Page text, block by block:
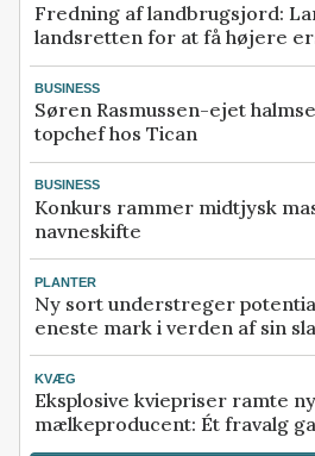
Fredning af landbrugsjord:
landsretten for at få højere
BUSINESS
Søren Rasmussen-ejet
topchef hos Tican
BUSINESS
Konkurs rammer midtjysk
navneskifte
PLANTER
Ny sort understreger
eneste mark i verden af sin
KVÆG
Eksplosive kviepriser ramte
mælkeproducent: Ét fravalg